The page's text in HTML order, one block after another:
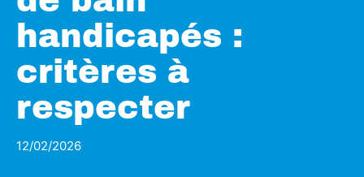
handicapés :
critères à
respecter
12/02/2026